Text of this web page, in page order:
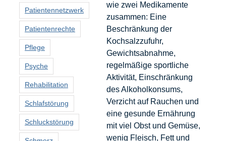
wie zwei Medikamente
zusammen: Eine
Beschränkung der
Kochsalzzufuhr,
Gewichtsabnahme,
regelmäßige sportliche
Aktivität, Einschränkung
des Alkoholkonsums,
Verzicht auf Rauchen und
eine gesunde Ernährung
mit viel Obst und Gemüse,
wenig Fleisch, Fett und
Patientennetzwerk
Patientenrechte
Pflege
Psyche
Rehabilitation
Schlafstörung
Schluckstörung